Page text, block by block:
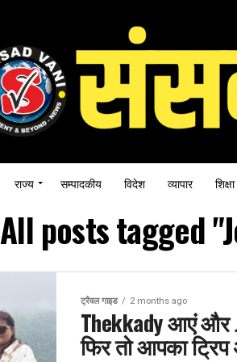
राज्य सम्पादकीय विदेश व्यापार शिक्षा
All posts tagged
ट्रैवल गाइड 2 months ago
Thekkady आएं और
फिर तो आपका ट्रिप